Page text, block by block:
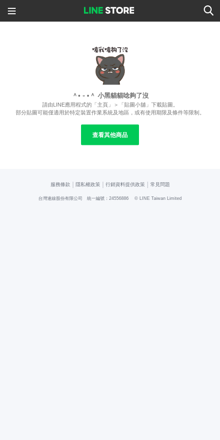
＾• ֊ •＾ 小黑貓貓唸夠了沒
請由LINE應用程式的「主頁」＞「貼圖小舖」下載貼圖。
部分貼圖可能僅適用於特定裝置作業系統及地區，或有使用期限及條件等限制。
查看其他商品
服務條款 隱私權政策 行銷資料提供政策 常見問題
台灣連線股份有限公司 統一編號：24556886 © LINE Taiwan Limited